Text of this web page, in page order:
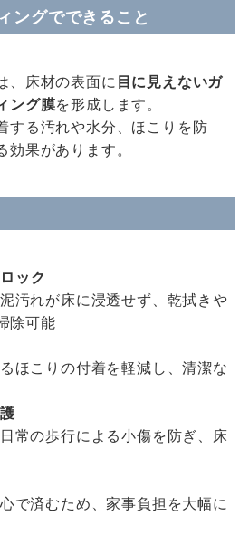
ングでできること
、床材の表面に 目に見えないガ
ング膜を形成します。
する汚れや水分、ほこりを防
効果があります。
ック
汚れが床に浸透せず、乾拭きや
除可能
ほこりの付着を軽減し、清潔な
常の歩行による小傷を防ぎ、床
で済むため、家事負担を大幅に